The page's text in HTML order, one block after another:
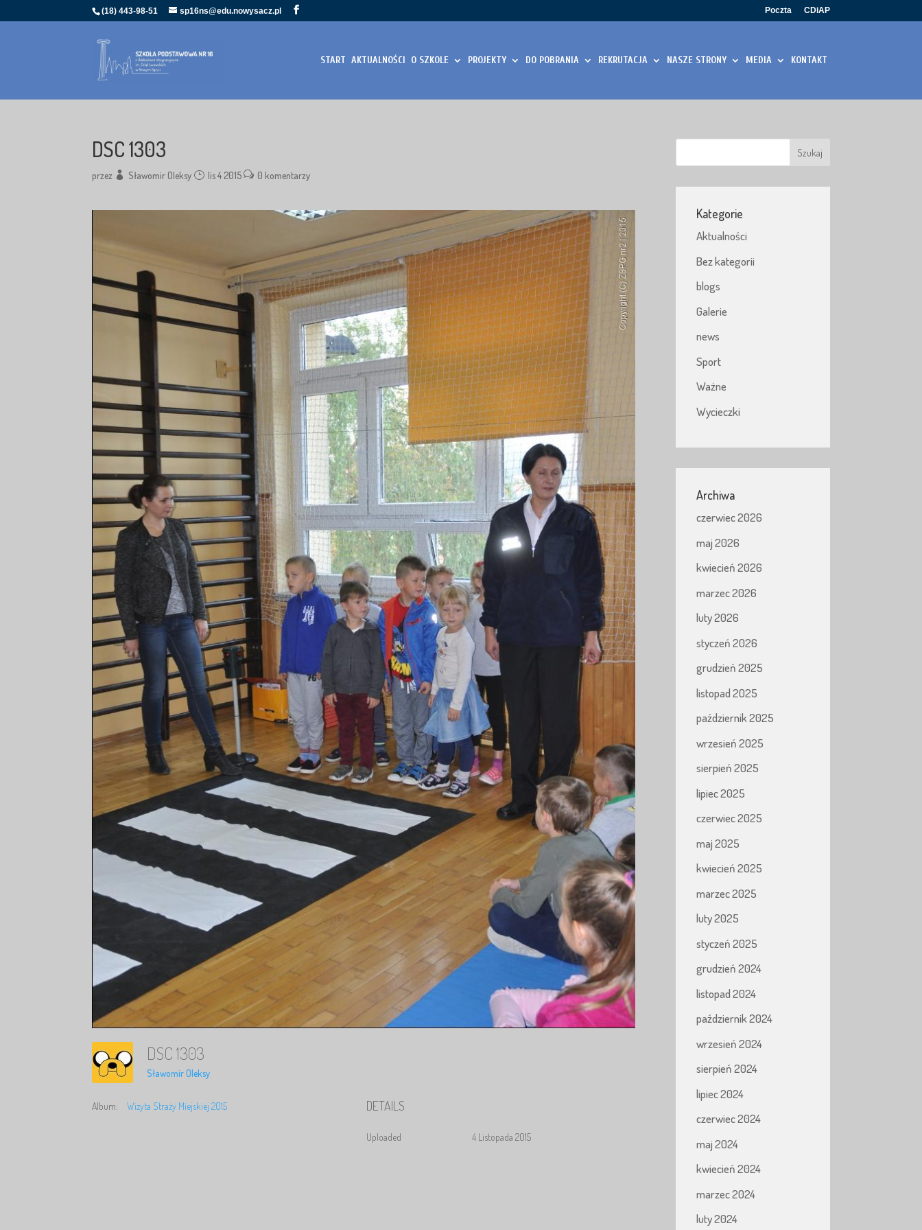
(18) 443-98-51 sp16ns@edu.nowysacz.pl Poczta CDiAP
START AKTUALNOŚCI O SZKOLE PROJEKTY DO POBRANIA REKRUTACJA NASZE STRONY MEDIA KONTAKT
DSC 1303
przez Sławomir Oleksy lis 4 2015 0 komentarzy
DSC 1303
Sławomir Oleksy
Album: Wizyta Straży Miejskiej 2015 DETAILS
Uploaded 4 Listopada 2015
Kategorie
Aktualności
Bez kategorii
blogs
Galerie
news
Sport
Ważne
Wycieczki
Archiwa
czerwiec 2026
maj 2026
kwiecień 2026
marzec 2026
luty 2026
styczeń 2026
grudzień 2025
listopad 2025
październik 2025
wrzesień 2025
sierpień 2025
lipiec 2025
czerwiec 2025
maj 2025
kwiecień 2025
marzec 2025
luty 2025
styczeń 2025
grudzień 2024
listopad 2024
październik 2024
wrzesień 2024
sierpień 2024
lipiec 2024
czerwiec 2024
maj 2024
kwiecień 2024
marzec 2024
luty 2024